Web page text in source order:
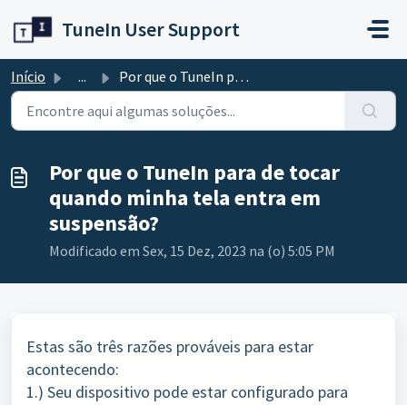
TuneIn User Support
Início ... Por que o TuneIn para de tocar quando minha tela entra em...
Por que o TuneIn para de tocar
quando minha tela entra em
suspensão?
Modificado em Sex, 15 Dez, 2023 na (o) 5:05 PM
Estas são três razões prováveis para estar
acontecendo:
1.) Seu dispositivo pode estar configurado para